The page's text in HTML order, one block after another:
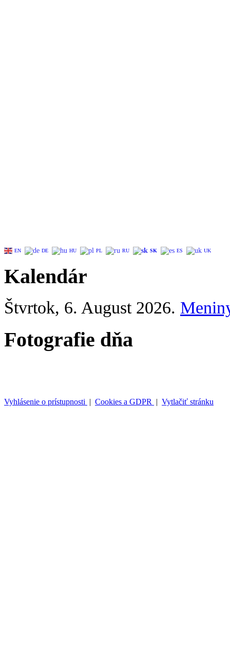
EN DE HU PL RU SK ES UK
Kalendár
Štvrtok, 6. August 2026.
Fotografie dňa
Vyhlásenie o prístupnosti | Cookies a GDPR | Vytlačiť stránku